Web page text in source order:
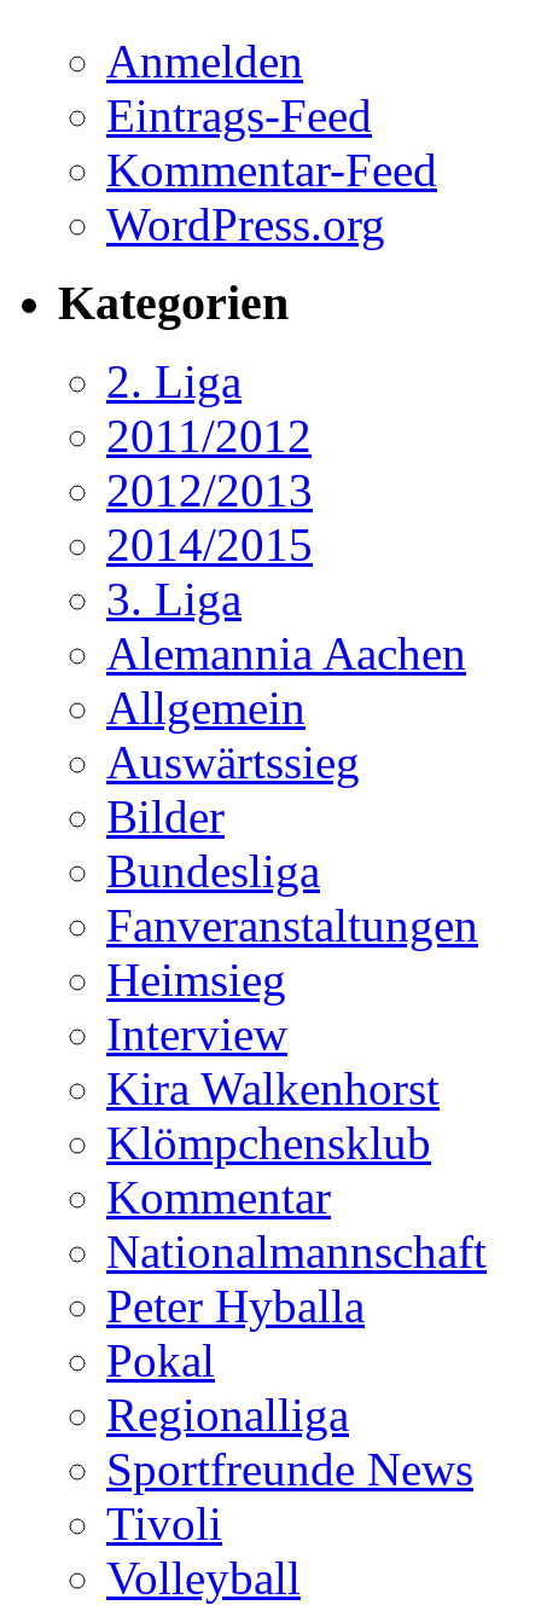
Anmelden
Eintrags-Feed
Kommentar-Feed
WordPress.org
Kategorien
2. Liga
2011/2012
2012/2013
2014/2015
3. Liga
Alemannia Aachen
Allgemein
Auswärtssieg
Bilder
Bundesliga
Fanveranstaltungen
Heimsieg
Interview
Kira Walkenhorst
Klömpchensklub
Kommentar
Nationalmannschaft
Peter Hyballa
Pokal
Regionalliga
Sportfreunde News
Tivoli
Volleyball